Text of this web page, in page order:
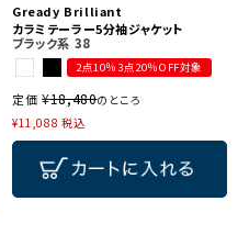
Gready Brilliant
カラミテーラー5分袖ジャケット
ブラック系 38
2点10％3点20％OFF対象
定価 ¥18,480のところ
¥11,088 税込